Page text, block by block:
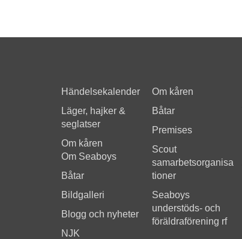
Händelsekalender
Läger, hajker &
seglatser
Om kåren
Om Seaboys
Båtar
Bildgalleri
Blogg och nyheter
NJK
Om kåren
Båtar
Premises
Scout
samarbetsorganisa
tioner
Seaboys
understöds- och
föräldraförening rf